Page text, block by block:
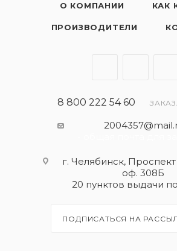
О КОМПАНИИ КАК
ПРОИЗВОДИТЕЛИ
8 800 222 54 60
г. Челябинск,
оф. 308Б
20 пунктов выдачи
ПОДПИСАТЬСЯ НА